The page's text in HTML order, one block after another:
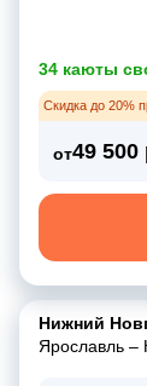
34 каюты
Скидка до 20%
от49 500
Нижний
Ярославль –